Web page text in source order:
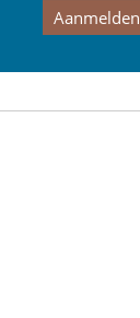
Aanmelden